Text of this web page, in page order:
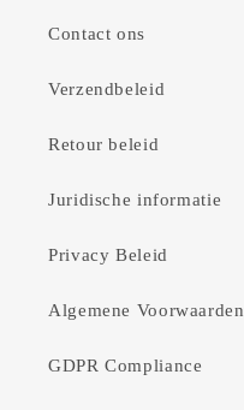
Contact ons
Verzendbeleid
Retour beleid
Juridische informatie
Privacy Beleid
Algemene Voorwaarden
GDPR Compliance